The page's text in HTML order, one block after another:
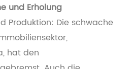
und Erholung
Produktion: Die schwache
hat den